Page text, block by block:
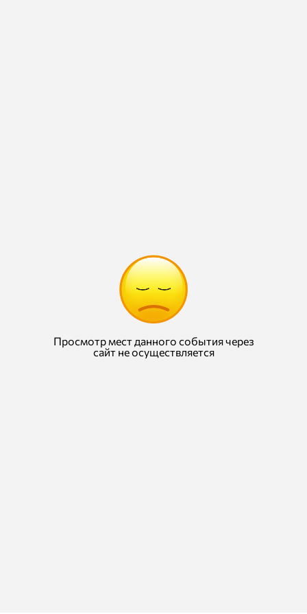
Просмотр мест данного события через
сайт не осуществляется